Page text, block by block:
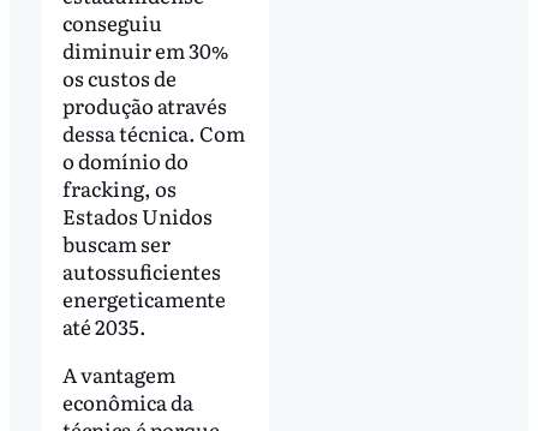
conseguiu
diminuir em 30%
os custos de
produção através
dessa técnica. Com
o domínio do
fracking, os
Estados Unidos
buscam ser
autossuficientes
energeticamente
até 2035.
A vantagem
econômica da